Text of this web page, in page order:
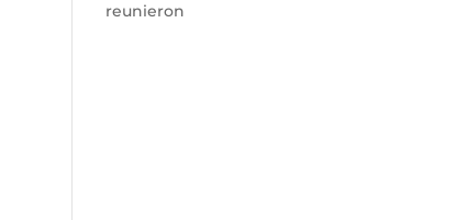
reunieron